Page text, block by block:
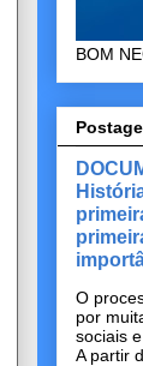
BOM
O
por
sociais
A partir